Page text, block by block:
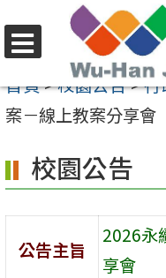
至
要
容
區
選
單
首頁>校園公告>行
案－線上教案分享會
校園公告
公告主旨
2026永
享會